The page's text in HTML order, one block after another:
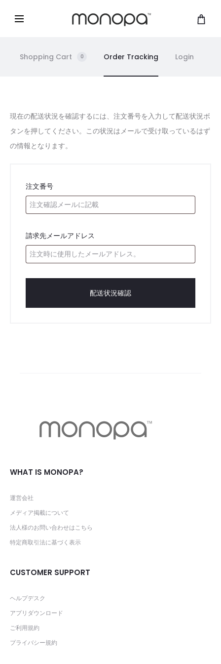
Shopping Cart 0 Order Tracking Login
注
文
況
現在の配送状況を確認するには、注文番号を入力して配送状況ボ
タンを押してください。この状況はメールで受け取っているはず
の情報となります。
注文番号
請求先メールアドレス
配送状況確認
WHAT IS MONOPA?
運営会社
メディア掲載について
法人様のお問い合わせはこちら
特定商取引法に基づく表示
CUSTOMER SUPPORT
ヘルプデスク
アプリダウンロード
ご利用規約
プライバシー規約